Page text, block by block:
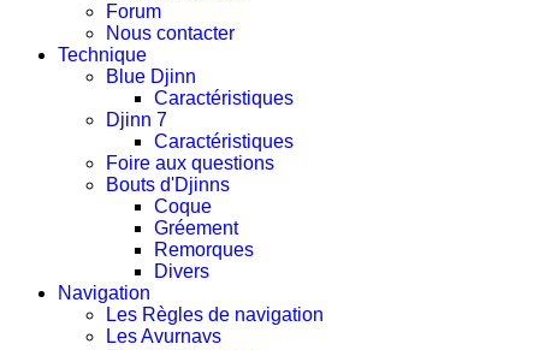
Forum
Nous contacter
Technique
Blue Djinn
Caractéristiques
Djinn 7
Caractéristiques
Foire aux questions
Bouts d'Djinns
Coque
Gréement
Remorques
Divers
Navigation
Les Règles de navigation
Les Avurnavs